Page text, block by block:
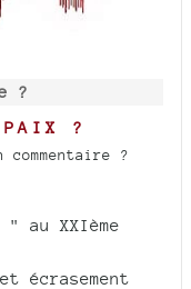
?
PAIX ?
commentaire ?
au XXIème
écrasement